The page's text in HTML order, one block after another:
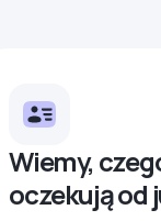
Wiemy,
oczekują od